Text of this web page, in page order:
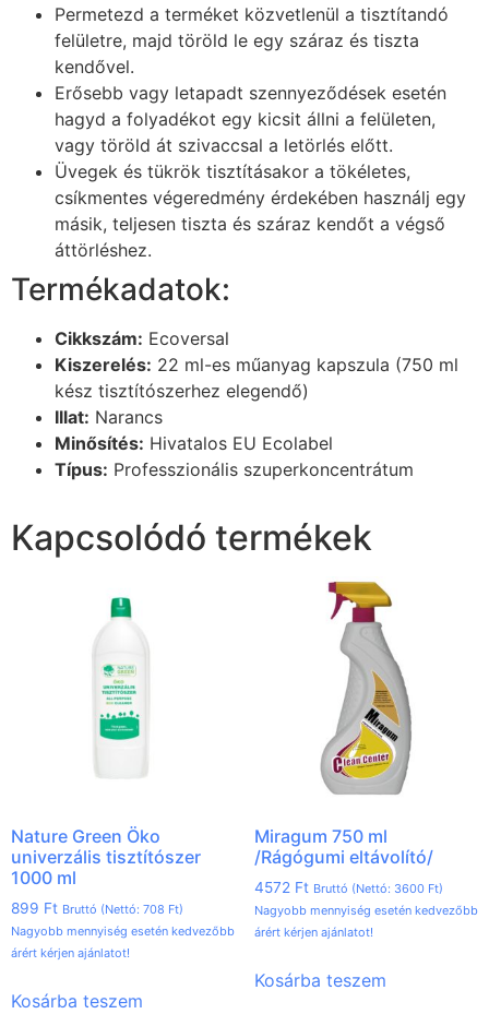
Permetezd a terméket közvetlenül a tisztítandó
felületre, majd töröld le egy száraz és tiszta
kendővel.
Erősebb vagy letapadt szennyeződések esetén
hagyd a folyadékot egy kicsit állni a felületen,
vagy töröld át szivaccsal a letörlés előtt.
Üvegek és tükrök tisztításakor a tökéletes,
csíkmentes végeredmény érdekében használj egy
másik, teljesen tiszta és száraz kendőt a végső
áttörléshez.
Termékadatok:
Cikkszám: Ecoversal
Kiszerelés: 22 ml-es műanyag kapszula (750 ml
kész tisztítószerhez elegendő)
Illat: Narancs
Minősítés: Hivatalos EU Ecolabel
Típus: Professzionális szuperkoncentrátum
Kapcsolódó termékek
Nature Green Öko
univerzális tisztítószer
1000 ml
899 Ft Bruttó (Nettó: 708 Ft)
Nagyobb mennyiség esetén kedvezőbb
árért kérjen ajánlatot!
Kosárba teszem
Miragum 750 ml
/Rágógumi eltávolító/
4572 Ft Bruttó (Nettó: 3600 Ft)
Nagyobb mennyiség esetén kedvezőbb
árért kérjen ajánlatot!
Kosárba teszem